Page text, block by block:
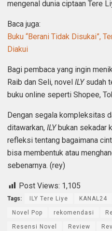
mengenal dunia ciptaan Tere
Baca juga:
Buku “Berani Tidak Disukai”,
Diakui
Bagi pembaca yang ingin
Raib dan Seli, novel ILYsudah
buku online seperti Shopee,
Dengan segala kompleksitas
ditawarkan, ILYbukan sekadar
refleksi tentang bagaimana
bisa membentuk atau
sebenarnya. (rey)
Post Views: 1,105
Tags: ILY Tere Liye KANAL24
Novel Pop rekomendasi
Resensi Novel Review